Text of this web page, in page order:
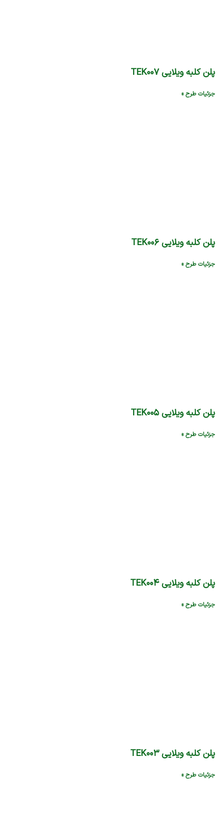
پلن کلبه ویلایی TEK۰۰۷
جزئیات طرح »
پلن کلبه ویلایی TEK۰۰۶
جزئیات طرح »
پلن کلبه ویلایی TEK۰۰۵
جزئیات طرح »
پلن کلبه ویلایی TEK۰۰۴
جزئیات طرح »
پلن کلبه ویلایی TEK۰۰۳
جزئیات طرح »